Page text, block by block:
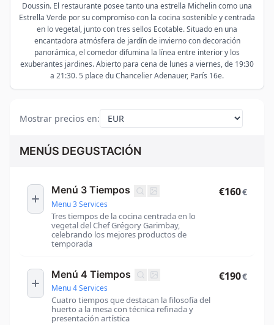
Doussin. El restaurante posee tanto una estrella Michelin como una
Estrella Verde por su compromiso con la cocina sostenible y centrada
en lo vegetal, junto con tres sellos Ecotable. Situado en una
encantadora atmósfera de jardín de invierno con decoración
panorámica, el comedor difumina la línea entre interior y los
exuberantes jardines. Abierto para cena de lunes a viernes, de 19:30
a 21:30. 5 place du Chancelier Adenauer, París 16e.
Mostrar precios en:
MENÚS DEGUSTACIÓN
Menú 3 Tiempos
Menu 3 Services
Tres tiempos de la cocina centrada en lo
vegetal del Chef Grégory Garimbay,
celebrando los mejores productos de
temporada
€160€
Menú 4 Tiempos
Menu 4 Services
Cuatro tiempos que destacan la filosofía del
huerto a la mesa con técnica refinada y
presentación artística
€190€